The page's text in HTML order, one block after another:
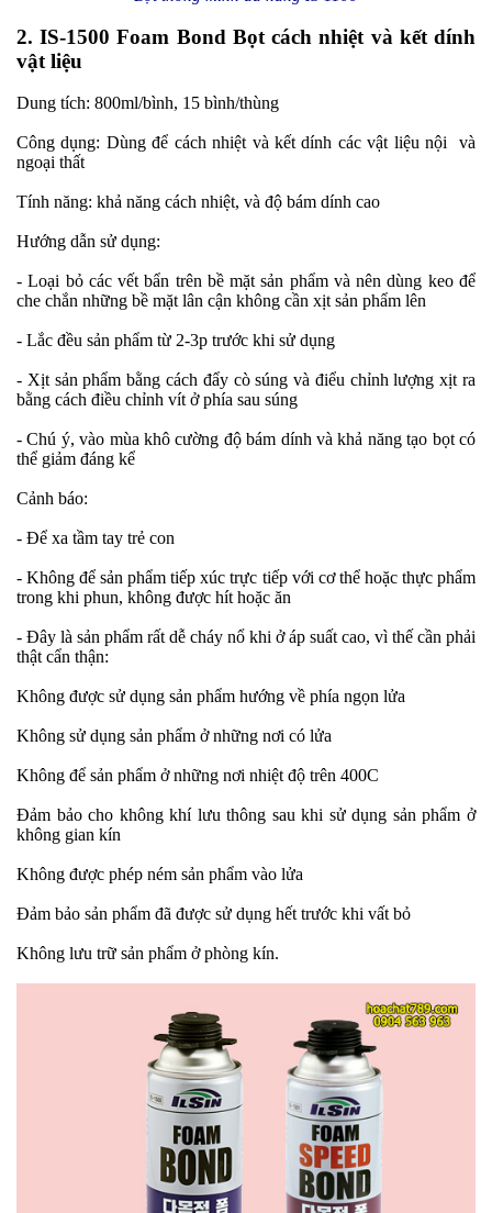
2. IS-1500 Foam Bond Bọt cách nhiệt và kết dính
vật liệu
Dung tích: 800ml/bình, 15 bình/thùng
Công dụng: Dùng để cách nhiệt và kết dính các vật liệu nội và
ngoại thất
Tính năng: khả năng cách nhiệt, và độ bám dính cao
Hướng dẫn sử dụng:
- Loại bỏ các vết bẩn trên bề mặt sản phẩm và nên dùng keo để
che chắn những bề mặt lân cận không cần xịt sản phẩm lên
- Lắc đều sản phẩm từ 2-3p trước khi sử dụng
- Xịt sản phẩm bằng cách đẩy cò súng và điểu chỉnh lượng xịt ra
bằng cách điều chỉnh vít ở phía sau súng
- Chú ý, vào mùa khô cường độ bám dính và khả năng tạo bọt có
thể giảm đáng kể
Cảnh báo:
- Để xa tầm tay trẻ con
- Không để sản phẩm tiếp xúc trực tiếp với cơ thể hoặc thực phẩm
trong khi phun, không được hít hoặc ăn
- Đây là sản phẩm rất dễ cháy nổ khi ở áp suất cao, vì thế cần phải
thật cẩn thận:
Không được sử dụng sản phẩm hướng về phía ngọn lửa
Không sử dụng sản phẩm ở những nơi có lửa
Không để sản phẩm ở những nơi nhiệt độ trên 400C
Đảm bảo cho không khí lưu thông sau khi sử dụng sản phẩm ở
không gian kín
Không được phép ném sản phẩm vào lửa
Đảm bảo sản phẩm đã được sử dụng hết trước khi vất bỏ
Không lưu trữ sản phẩm ở phòng kín.